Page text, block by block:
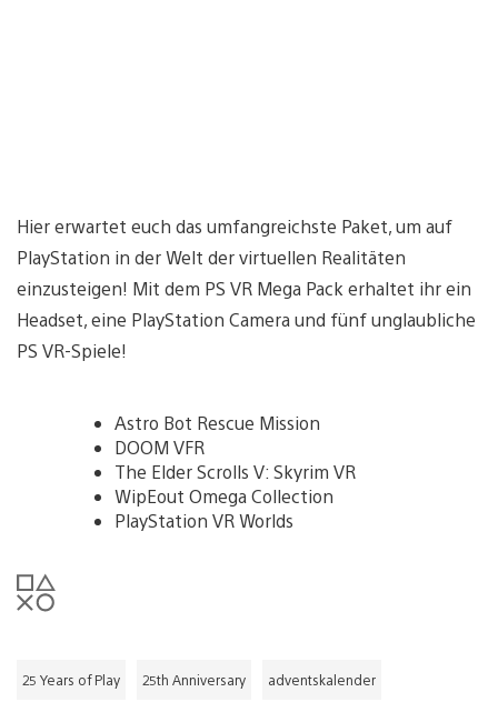
Hier erwartet euch das umfangreichste Paket, um auf
PlayStation in der Welt der virtuellen Realitäten
einzusteigen! Mit dem PS VR Mega Pack erhaltet ihr ein
Headset, eine PlayStation Camera und fünf unglaubliche
PS VR-Spiele!
Astro Bot Rescue Mission
DOOM VFR
The Elder Scrolls V: Skyrim VR
WipEout Omega Collection
PlayStation VR Worlds
25 Years of Play 25th Anniversary adventskalender